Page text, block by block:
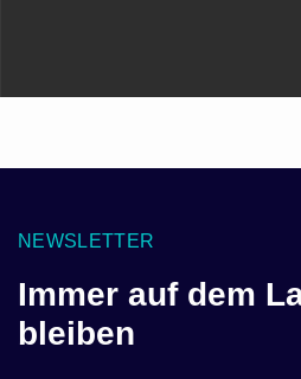
NEWSLETTER
Immer auf dem
bleiben